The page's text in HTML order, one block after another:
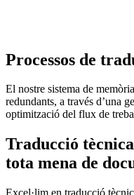
Processos de
El nostre sistema de
redundants, a través d’una
optimització del flux de
Traducció
tota mena de